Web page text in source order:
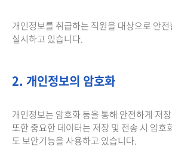
개인정보를 취급하는 직원을 대상으로 안
실시하고 있습니다.
2. 개인정보의 암호화
개인정보는 암호화 등을 통해 안전하게 저
또한 중요한 데이터는 저장 및 전송 시 암호
도 보안기능을 사용하고 있습니다.